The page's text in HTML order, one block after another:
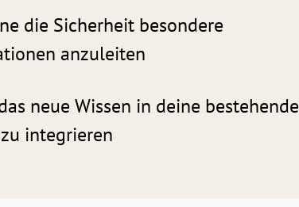
die Sicherheit besondere
anzuleiten
neue Wissen in deine bestehende
integrieren